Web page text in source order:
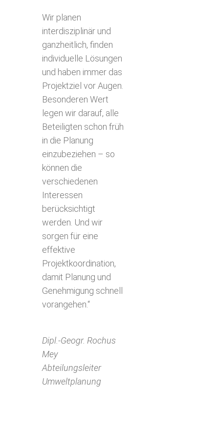
Wir planen
interdisziplinär und
ganzheitlich, finden
individuelle Lösungen
und haben immer das
Projektziel vor Augen.
Besonderen Wert
legen wir darauf, alle
Beteiligten schon früh
in die Planung
einzubeziehen – so
können die
verschiedenen
Interessen
berücksichtigt
werden. Und wir
sorgen für eine
effektive
Projektkoordination,
damit Planung und
Genehmigung schnell
vorangehen.“
Dipl.-Geogr. Rochus
Mey
Abteilungsleiter
Umweltplanung